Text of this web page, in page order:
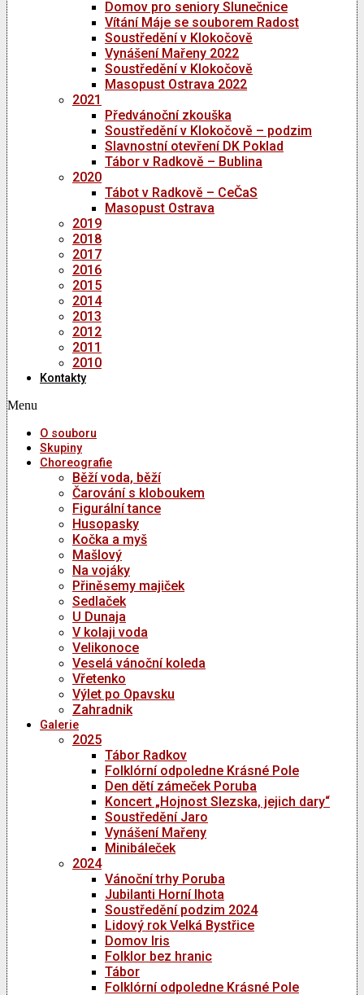
Domov pro seniory Slunečnice
Vítání Máje se souborem Radost
Soustředění v Klokočově
Vynášení Mařeny 2022
Soustředění v Klokočově
Masopust Ostrava 2022
2021
Předvánoční zkouška
Soustředění v Klokočově – podzim
Slavnostní otevření DK Poklad
Tábor v Radkově – Bublina
2020
Tábot v Radkově – CeČaS
Masopust Ostrava
2019
2018
2017
2016
2015
2014
2013
2012
2011
2010
Kontakty
Menu
O souboru
Skupiny
Choreografie
Běží voda, běží
Čarování s kloboukem
Figurální tance
Husopasky
Kočka a myš
Mašlový
Na vojáky
Přiněsemy majiček
Sedlaček
U Dunaja
V kolaji voda
Velikonoce
Veselá vánoční koleda
Vřetenko
Výlet po Opavsku
Zahradnik
Galerie
2025
Tábor Radkov
Folklórní odpoledne Krásné Pole
Den dětí zámeček Poruba
Koncert „Hojnost Slezska, jejich dary“
Soustředění Jaro
Vynášení Mařeny
Minibáleček
2024
Vánoční trhy Poruba
Jubilanti Horní lhota
Soustředění podzim 2024
Lidový rok Velká Bystřice
Domov Iris
Folklor bez hranic
Tábor
Folklórní odpoledne Krásné Pole